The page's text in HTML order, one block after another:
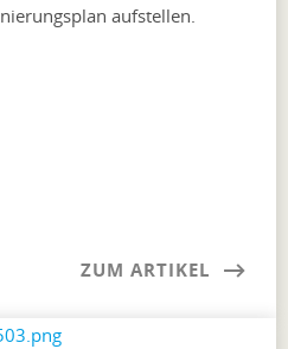
aufstellen.
ZUM ARTIKEL